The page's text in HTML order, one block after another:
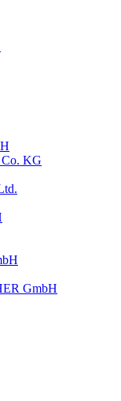
KG
GmbH